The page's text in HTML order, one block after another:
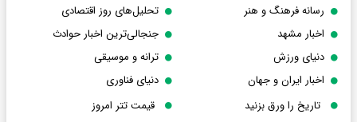
رسانه فرهنگ و هنر
تحلیل‌های روز اقتصادی
اخبار مشهد
جنجالی‌ترین اخبار حوادث
دنیای ورزش
ترانه و موسیقی
اخبار ایران و جهان
دنیای فناوری
تاریخ را ورق بزنید
قیمت تتر امروز